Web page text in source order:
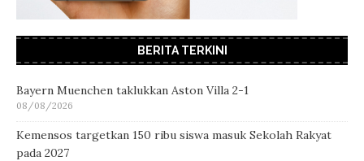
BERITA TERKINI
Bayern Muenchen taklukkan Aston Villa 2-1
08/08/2026
Kemensos targetkan 150 ribu siswa masuk Sekolah Rakyat
pada 2027